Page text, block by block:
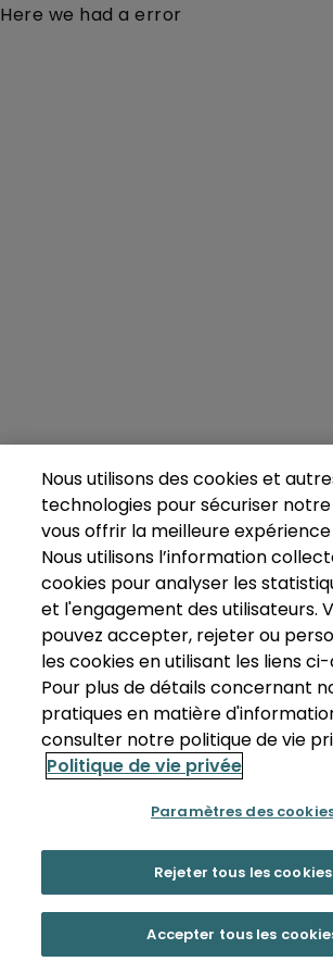
Here we had a error
Nous utilisons des cookies et
technologies pour sécuriser
vous offrir la meilleure expérience
Nous utilisons l’information
cookies pour analyser les
et l'engagement des utilisateurs.
pouvez accepter, rejeter ou
les cookies en utilisant les liens ci-
Pour plus de détails concernant
pratiques en matière
consulter notre politique de vie
Politique de vie privée
Paramètres des
Rejeter tous les cookies
Accepter tous les